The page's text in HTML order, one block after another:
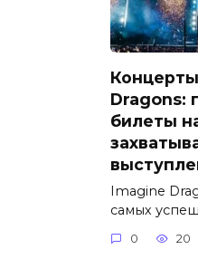
Dragons:
билеты
Imagine
самых
0 20